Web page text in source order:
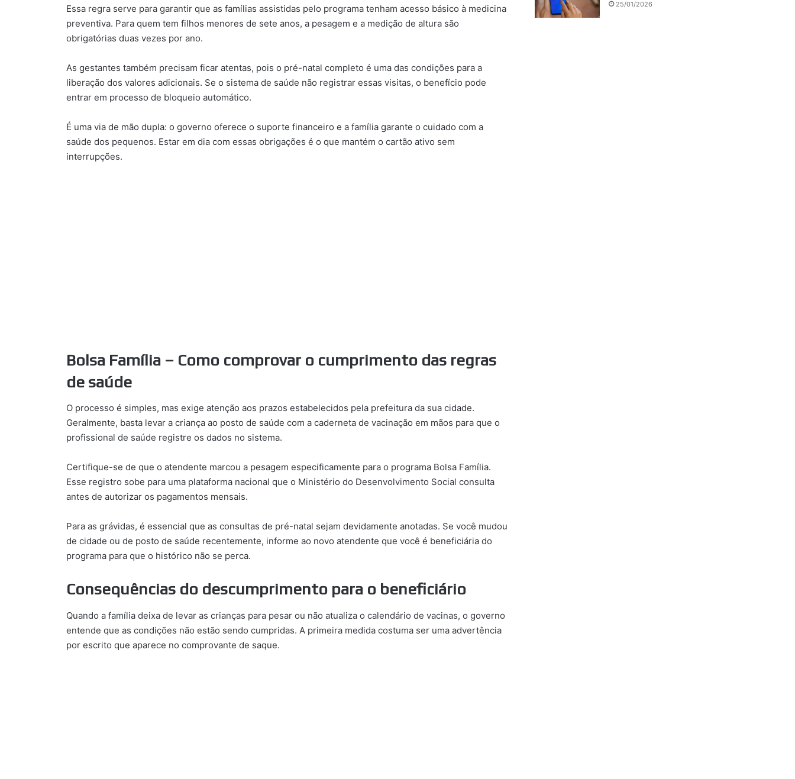
Essa regra serve para garantir que as famílias assistidas pelo programa tenham acesso básico à medicina
preventiva. Para quem tem filhos menores de sete anos, a pesagem e a medição de altura são
obrigatórias duas vezes por ano.
As gestantes também precisam ficar atentas, pois o pré-natal completo é uma das condições para a
liberação dos valores adicionais. Se o sistema de saúde não registrar essas visitas, o benefício pode
entrar em processo de bloqueio automático.
É uma via de mão dupla: o governo oferece o suporte financeiro e a família garante o cuidado com a
saúde dos pequenos. Estar em dia com essas obrigações é o que mantém o cartão ativo sem
interrupções.
Bolsa Família – Como comprovar o cumprimento das regras
de saúde
O processo é simples, mas exige atenção aos prazos estabelecidos pela prefeitura da sua cidade.
Geralmente, basta levar a criança ao posto de saúde com a caderneta de vacinação em mãos para que o
profissional de saúde registre os dados no sistema.
Certifique-se de que o atendente marcou a pesagem especificamente para o programa Bolsa Família.
Esse registro sobe para uma plataforma nacional que o Ministério do Desenvolvimento Social consulta
antes de autorizar os pagamentos mensais.
Para as grávidas, é essencial que as consultas de pré-natal sejam devidamente anotadas. Se você mudou
de cidade ou de posto de saúde recentemente, informe ao novo atendente que você é beneficiária do
programa para que o histórico não se perca.
Consequências do descumprimento para o beneficiário
Quando a família deixa de levar as crianças para pesar ou não atualiza o calendário de vacinas, o governo
entende que as condições não estão sendo cumpridas. A primeira medida costuma ser uma advertência
por escrito que aparece no comprovante de saque.
25/01/2026